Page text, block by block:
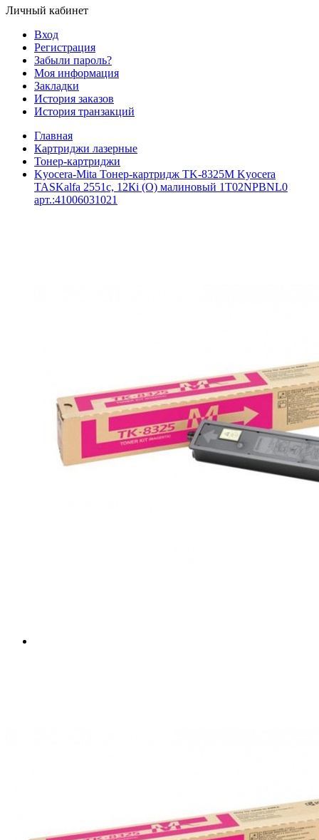
Личный кабинет
Вход
Регистрация
Забыли пароль?
Моя информация
Закладки
История заказов
История транзакций
Главная
Картриджи лазерные
Тонер-картриджи
Kyocera-Mita Тонер-картридж TK-8325M Kyocera
TASKalfa 2551c, 12Кi (O) малиновый 1T02NPBNL0
арт.:41006031021